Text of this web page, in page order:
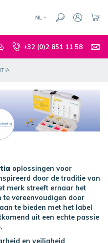
NL
+32 (0)2 851 11 58
oplossingen voor
door de traditie van
merk streeft ernaar het
vereenvoudigen door
te bieden met het label
uit een echte passie
en veiligheid